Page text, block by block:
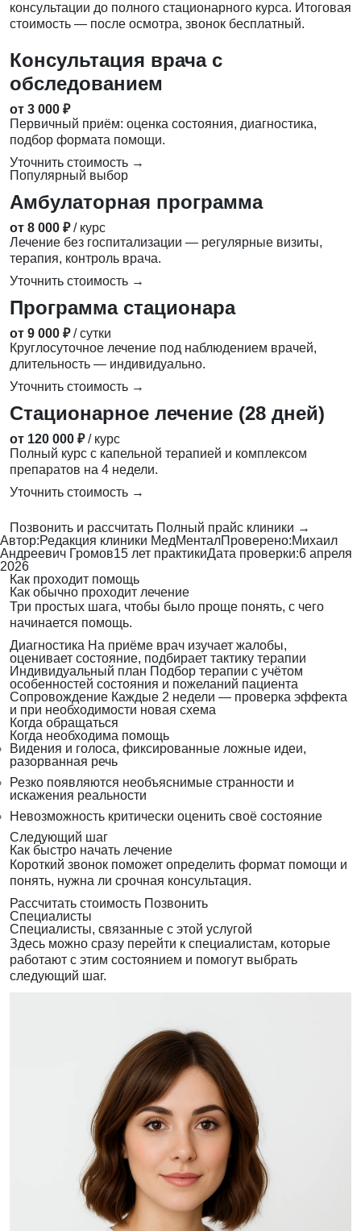
консультации до полного стационарного курса. Итоговая
стоимость — после осмотра, звонок бесплатный.
Консультация врача с
обследованием
от 3 000 ₽
Первичный приём: оценка состояния, диагностика,
подбор формата помощи.
Уточнить стоимость →
Популярный выбор
Амбулаторная программа
от 8 000 ₽ / курс
Лечение без госпитализации — регулярные визиты,
терапия, контроль врача.
Уточнить стоимость →
Программа стационара
от 9 000 ₽ / сутки
Круглосуточное лечение под наблюдением врачей,
длительность — индивидуально.
Уточнить стоимость →
Стационарное лечение (28 дней)
от 120 000 ₽ / курс
Полный курс с капельной терапией и комплексом
препаратов на 4 недели.
Уточнить стоимость →
Позвонить и рассчитать Полный прайс клиники →
Автор:Редакция клиники МедМенталПроверено:Михаил
Андреевич Громов15 лет практикиДата проверки:6 апреля
2026
Как проходит помощь
Как обычно проходит лечение
Три простых шага, чтобы было проще понять, с чего
начинается помощь.
Диагностика На приёме врач изучает жалобы,
оценивает состояние, подбирает тактику терапии
Индивидуальный план Подбор терапии с учётом
особенностей состояния и пожеланий пациента
Сопровождение Каждые 2 недели — проверка эффекта
и при необходимости новая схема
Когда обращаться
Когда необходима помощь
Видения и голоса, фиксированные ложные идеи,
разорванная речь
Резко появляются необъяснимые странности и
искажения реальности
Невозможность критически оценить своё состояние
Следующий шаг
Как быстро начать лечение
Короткий звонок поможет определить формат помощи и
понять, нужна ли срочная консультация.
Рассчитать стоимость Позвонить
Специалисты
Специалисты, связанные с этой услугой
Здесь можно сразу перейти к специалистам, которые
работают с этим состоянием и помогут выбрать
следующий шаг.